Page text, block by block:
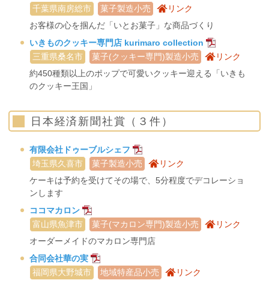
千葉県南房総市
菓子製造小売
リンク
お客様の心を掴んだ「いとお菓子」な商品づくり
いきものクッキー専門店 kurimaro collection
三重県桑名市
菓子(クッキー専門)製造小売
リンク
約450種類以上のポップで可愛いクッキー迎える「いきも
のクッキー王国」
日本経済新聞社賞（３件）
有限会社ドゥーブルシェフ
埼玉県久喜市
菓子製造小売
リンク
ケーキは予約を受けてその場で、5分程度でデコレーショ
ンします
ココマカロン
富山県魚津市
菓子(マカロン専門)製造小売
リンク
オーダーメイドのマカロン専門店
合同会社華の実
福岡県大野城市
地域特産品小売
リンク